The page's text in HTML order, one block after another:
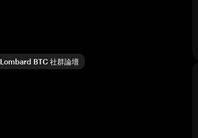
Lombard BTC 社群論壇